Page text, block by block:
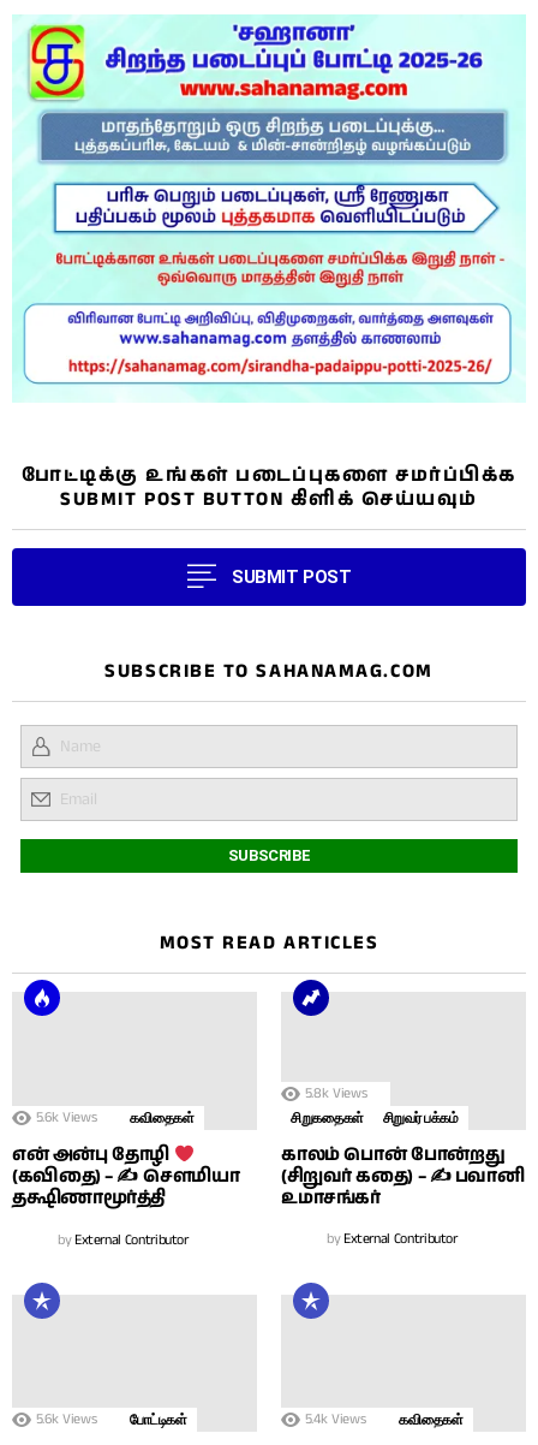
போட்டிக்கு உங்கள் படைப்புகளை சமர்ப்பிக்க
SUBMIT POST BUTTON கிளிக் செய்யவும்
SUBMIT POST
SUBSCRIBE TO SAHANAMAG.COM
MOST READ ARTICLES
5.6k Views கவிதைகள்
என் அன்பு தோழி
(கவிதை) – ✍ சௌமியா
தக்ஷிணாமூர்த்தி
byExternal Contributor
5.8k Views
சிறுகதைகள் சிறுவர் பக்கம்
காலம் பொன் போன்றது
(சிறுவர் கதை) – ✍ பவானி
உமாசங்கர்
byExternal Contributor
5.6k Views போட்டிகள் 5.4k Views கவிதைகள்